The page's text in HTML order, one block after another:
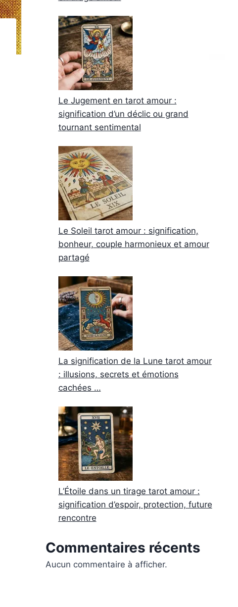
Le Jugement en tarot amour :
signification d’un déclic ou grand
tournant sentimental
Le Soleil tarot amour : signification,
bonheur, couple harmonieux et amour
partagé
La signification de la Lune tarot amour
: illusions, secrets et émotions
cachées …
L’Étoile dans un tirage tarot amour :
signification d’espoir, protection, future
rencontre
Commentaires récents
Aucun commentaire à afficher.